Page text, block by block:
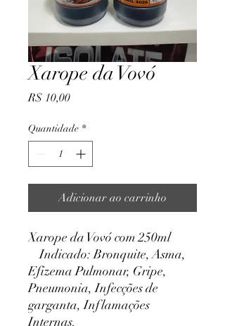
Xarope da Vovó
R$ 10,00Preço
Quantidade *
Adicionar ao carrinho
Xarope da Vovó com 250ml
Indicado: Bronquite, Asma,
Efizema Pulmonar, Gripe,
Pneumonia, Infecções de
garganta, Inflamações
Internas.